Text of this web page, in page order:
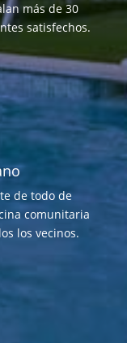
más de 30
satisfechos.
de todo de
comunitaria
los vecinos.